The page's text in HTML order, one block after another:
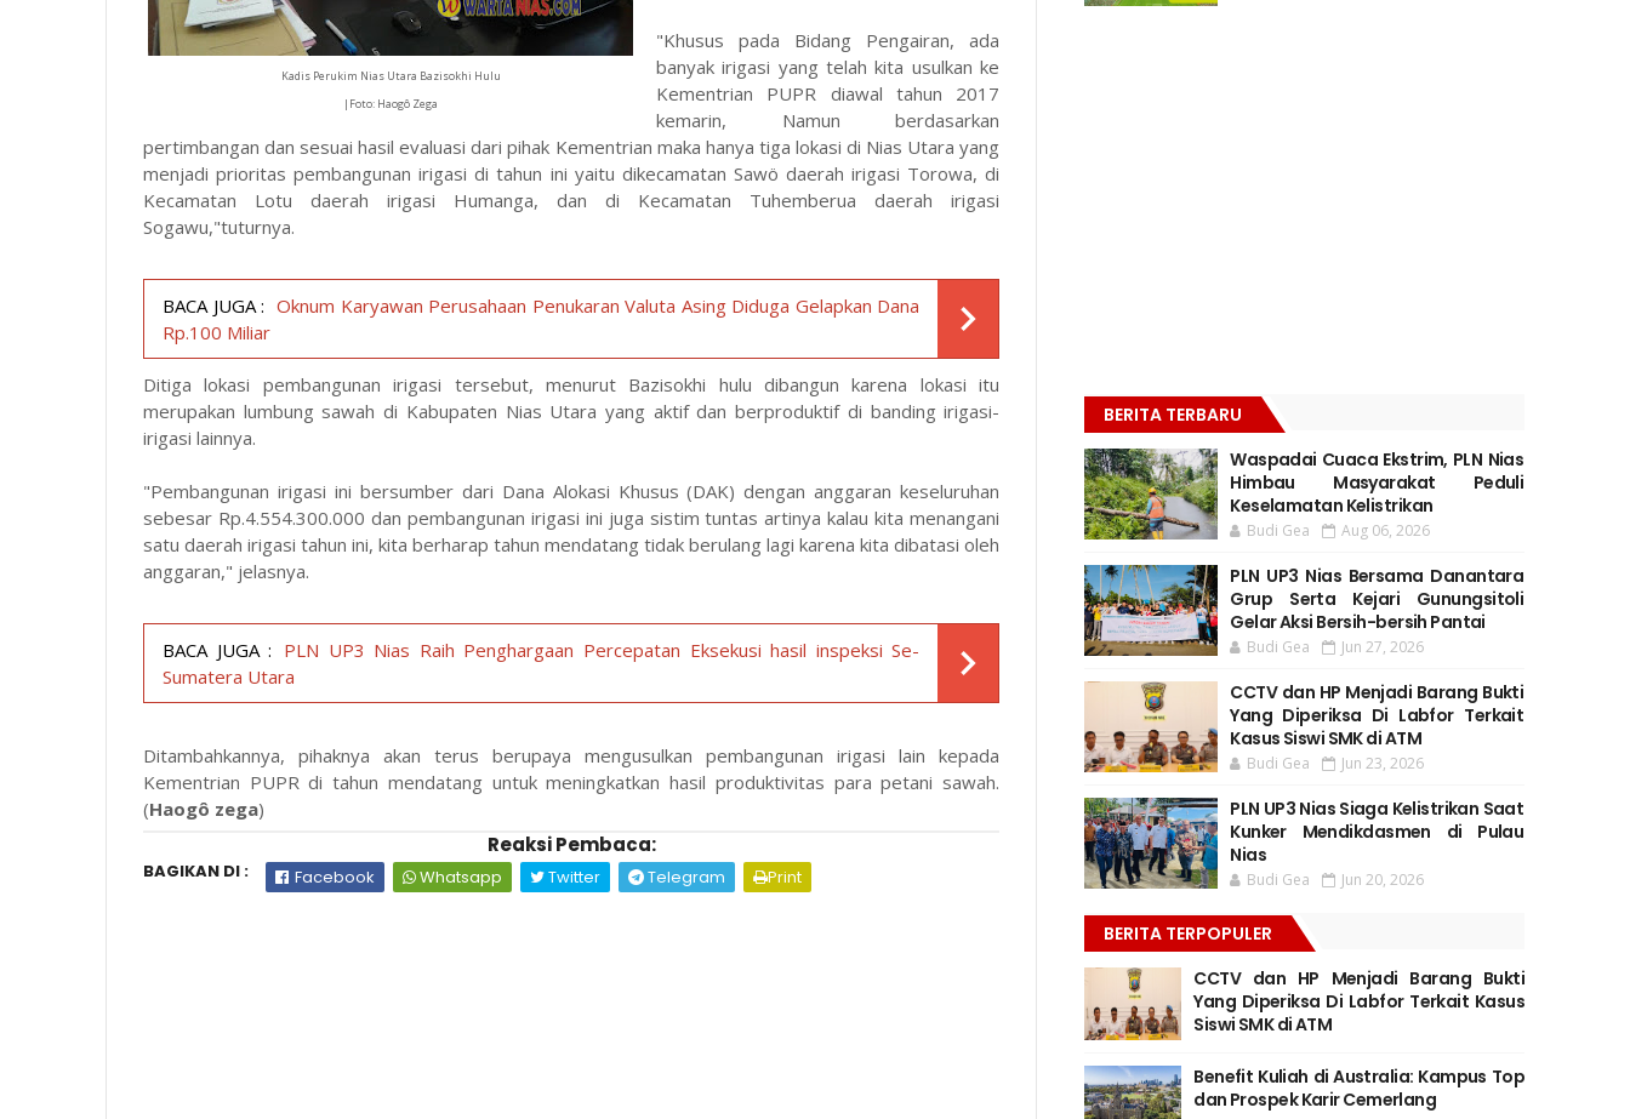
Kadis Perukim Nias Utara Bazisokhi Hulu
|Foto: Haogô Zega
"Khusus pada Bidang Pengairan, ada
banyak irigasi yang telah kita usulkan ke
Kementrian PUPR diawal tahun 2017
kemarin, Namun berdasarkan
pertimbangan dan sesuai hasil evaluasi dari pihak Kementrian maka hanya tiga lokasi di Nias Utara yang
menjadi prioritas pembangunan irigasi di tahun ini yaitu dikecamatan Sawö daerah irigasi Torowa, di
Kecamatan Lotu daerah irigasi Humanga, dan di Kecamatan Tuhemberua daerah irigasi
Sogawu,"tuturnya.
BACA JUGA : Oknum Karyawan Perusahaan Penukaran Valuta Asing Diduga Gelapkan Dana
Rp.100 Miliar
Ditiga lokasi pembangunan irigasi tersebut, menurut Bazisokhi hulu dibangun karena lokasi itu
merupakan lumbung sawah di Kabupaten Nias Utara yang aktif dan berproduktif di banding irigasi-
irigasi lainnya.
"Pembangunan irigasi ini bersumber dari Dana Alokasi Khusus (DAK) dengan anggaran keseluruhan
sebesar Rp.4.554.300.000 dan pembangunan irigasi ini juga sistim tuntas artinya kalau kita menangani
satu daerah irigasi tahun ini, kita berharap tahun mendatang tidak berulang lagi karena kita dibatasi oleh
anggaran," jelasnya.
BACA JUGA : PLN UP3 Nias Raih Penghargaan Percepatan Eksekusi hasil inspeksi Se-
Sumatera Utara
Ditambahkannya, pihaknya akan terus berupaya mengusulkan pembangunan irigasi lain kepada
Kementrian PUPR di tahun mendatang untuk meningkatkan hasil produktivitas para petani sawah.
(Haogô zega)
Reaksi Pembaca:
BAGIKAN DI : Facebook Whatsapp Twitter Telegram Print
BERITA TERBARU
Waspadai Cuaca Ekstrim, PLN Nias
Himbau Masyarakat Peduli
Keselamatan Kelistrikan
Budi Gea Aug 06, 2026
PLN UP3 Nias Bersama Danantara
Grup Serta Kejari Gunungsitoli
Gelar Aksi Bersih-bersih Pantai
Budi Gea Jun 27, 2026
CCTV dan HP Menjadi Barang Bukti
Yang Diperiksa Di Labfor Terkait
Kasus Siswi SMK di ATM
Budi Gea Jun 23, 2026
PLN UP3 Nias Siaga Kelistrikan Saat
Kunker Mendikdasmen di Pulau
Nias
Budi Gea Jun 20, 2026
BERITA TERPOPULER
CCTV dan HP Menjadi Barang Bukti
Yang Diperiksa Di Labfor Terkait Kasus
Siswi SMK di ATM
Benefit Kuliah di Australia: Kampus Top
dan Prospek Karir Cemerlang